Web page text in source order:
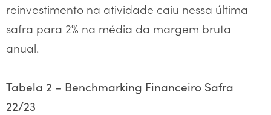
reinvestimento na atividade caiu nessa última
safra para 2% na média da margem bruta
anual.
Tabela 2 – Benchmarking Financeiro Safra
22/23